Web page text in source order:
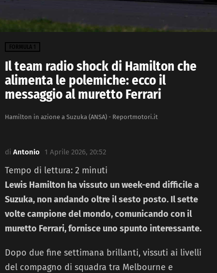
FORMULA 1
Il team radio shock di Hamilton che
alimenta le polemiche: ecco il
messaggio al muretto Ferrari
Hamilton in azione a Suzuka (ANSA) - Reportmotori.it
di Antonio 1 Aprile 2026, 20:52
Tempo di lettura: 2 minuti
Lewis Hamilton ha vissuto un week-end difficile a
Suzuka, non andando oltre il sesto posto. Il sette
volte campione del mondo, comunicando con il
muretto Ferrari, fornisce uno spunto interessante.
Dopo due fine settimana brillanti, vissuti ai livelli
del compagno di squadra tra Melbourne e